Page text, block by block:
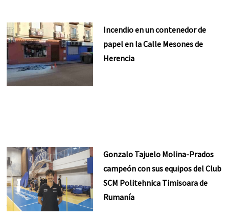
Incendio en un contenedor de
papel en la Calle Mesones de
Herencia
Gonzalo Tajuelo Molina-Prados
campeón con sus equipos del Club
SCM Politehnica Timisoara de
Rumanía